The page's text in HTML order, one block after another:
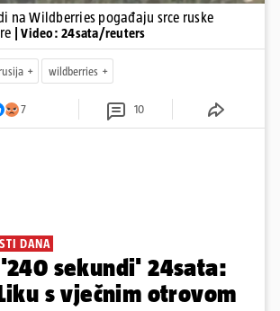
na Wildberries pogađaju srce ruske
| Video: 24sata/reuters
rusija wildberries
7 10
DANA
sekundi' 24sata:
s vječnim otrovom